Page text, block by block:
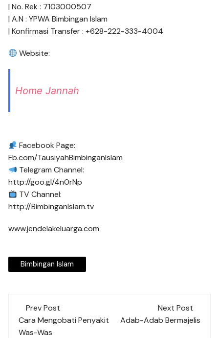
| No. Rek : 7103000507
| A.N : YPWA Bimbingan Islam
| Konfirmasi Transfer : +628-222-333-4004
Website:
Home Jannah
Facebook Page:
Fb.com/TausiyahBimbinganIslam
Telegram Channel:
http://goo.gl/4n0rNp
TV Channel:
http://BimbinganIslam.tv
www.jendelakeluarga.com
Bimbingan Islam
Post
navigation
Prev Post
Cara Mengobati Penyakit
Was-Was
Next Post
Adab-Adab Bermajelis